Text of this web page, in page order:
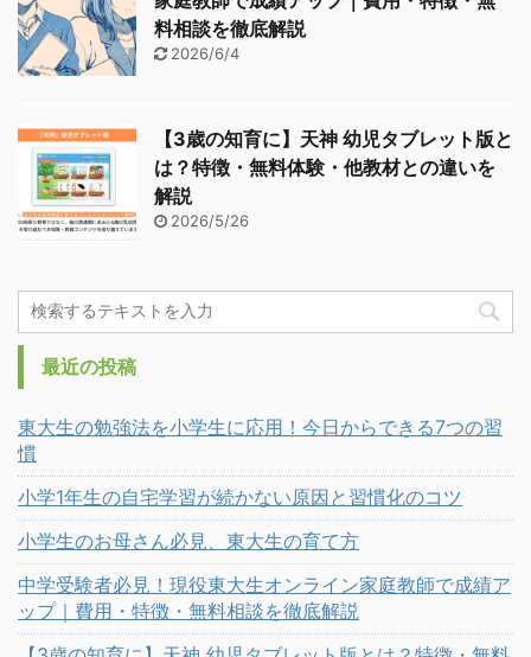
料相談を徹底解説
2026/6/4
【3歳の知育に】天神 幼児タブレット版と
は？特徴・無料体験・他教材との違いを
解説
2026/5/26
最近の投稿
東大生の勉強法を小学生に応用！今日からできる7つの習
慣
小学1年生の自宅学習が続かない原因と習慣化のコツ
小学生のお母さん必見、東大生の育て方
中学受験者必見！現役東大生オンライン家庭教師で成績ア
ップ｜費用・特徴・無料相談を徹底解説